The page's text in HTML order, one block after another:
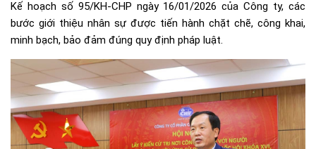
Kế hoạch số 95/KH-CHP ngày 16/01/2026 của Công ty, các
bước giới thiệu nhân sự được tiến hành chặt chẽ, công khai,
minh bạch, bảo đảm đúng quy định pháp luật.